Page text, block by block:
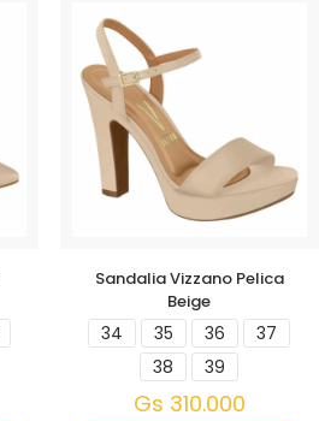
Sandalia Vizzano Pelica
Beige
34 35 36
37
38
39
Gs 310.000